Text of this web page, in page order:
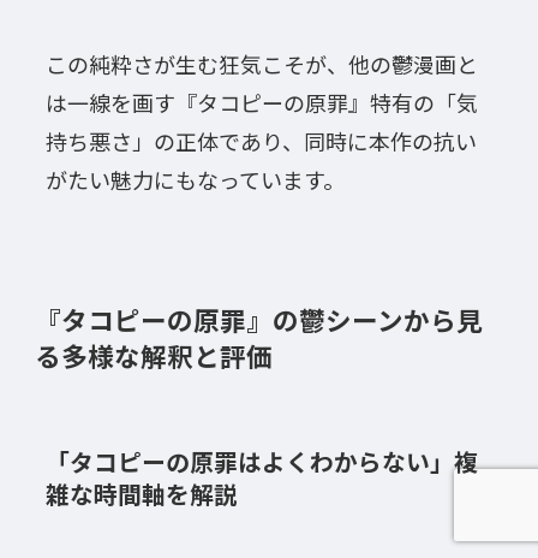
この純粋さが生む狂気こそが、他の鬱漫画と
は一線を画す『タコピーの原罪』特有の「気
持ち悪さ」の正体であり、同時に本作の抗い
がたい魅力にもなっています。
『タコピーの原罪』の鬱シーンから見
る多様な解釈と評価
「タコピーの原罪はよくわからない」複
雑な時間軸を解説